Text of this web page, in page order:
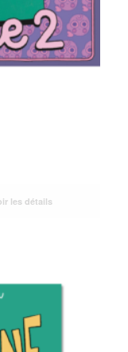
les détails